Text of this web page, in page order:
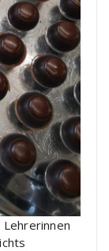
Lehrerinnen